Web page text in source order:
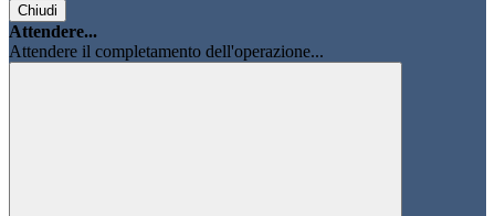
Chiudi
Attendere...
Attendere il completamento dell'operazione...